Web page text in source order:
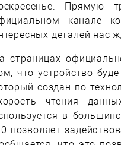
Прямую
канале
деталей нас
страницах
что устройство
создан по
чтения
в
позволяет